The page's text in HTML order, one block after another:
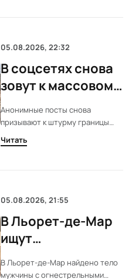
05.08.2026, 22:32
В соцсетях снова
зовут к массовому
переходу в Сеуту
Анонимные посты снова
призывают к штурму границы
Сеуты. Указана конкретная ночь.
Власти Марокко предупреждают
Читать
05.08.2026, 21:55
В Льорет-де-Мар
ищут
подозреваемого в
убийстве 29-
В Льорет-де-Мар найдено тело
мужчины с огнестрельными